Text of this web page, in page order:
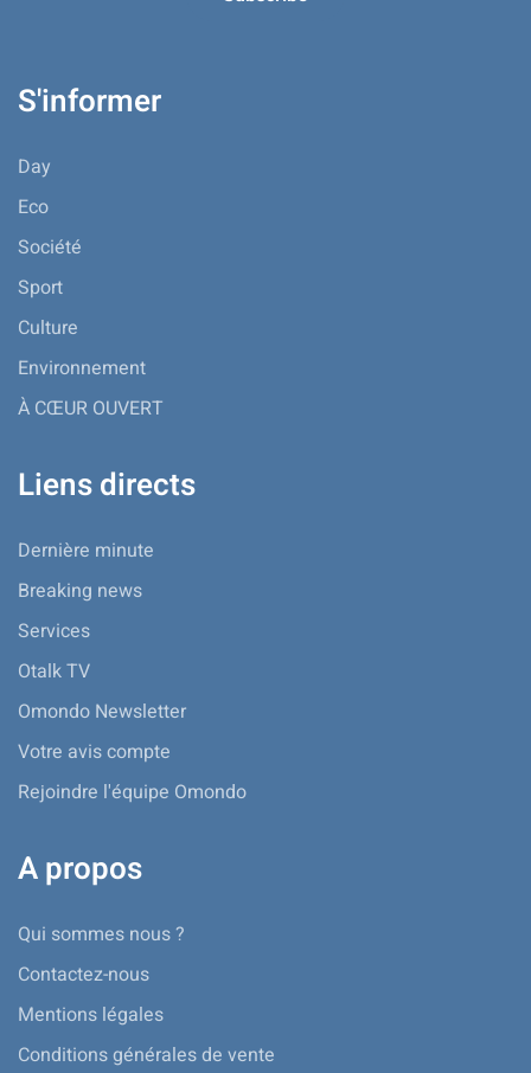
S'informer
Day
Eco
Société
Sport
Culture
Environnement
À CŒUR OUVERT
Liens directs
Dernière minute
Breaking news
Services
Otalk TV
Omondo Newsletter
Votre avis compte
Rejoindre l'équipe Omondo
A propos
Qui sommes nous ?
Contactez-nous
Mentions légales
Conditions générales de vente